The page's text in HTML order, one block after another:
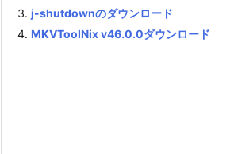
j-shutdownのダウンロード
MKVToolNix v46.0.0ダウンロード